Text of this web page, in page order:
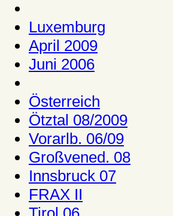
Luxemburg
April 2009
Juni 2006
Österreich
Ötztal 08/2009
Vorarlb. 06/09
Großvened. 08
Innsbruck 07
FRAX II